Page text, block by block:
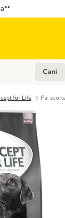
Occasioni
Apri
Cani
for Life Fai